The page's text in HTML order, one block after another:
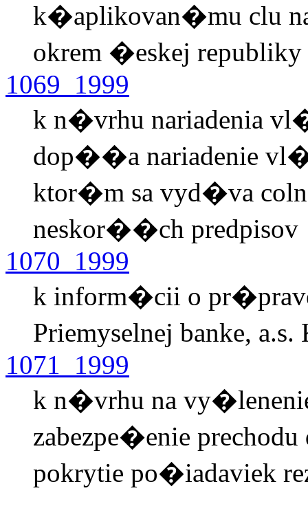
k�aplikovan�mu clu
okrem �eskej republiky
1069_1999
k n�vrhu nariadenia
dop��a nariadenie
ktor�m sa vyd�va
neskor��ch predpisov
1070_1999
k inform�cii o
Priemyselnej banke,
1071_1999
k n�vrhu na
zabezpe�enie
pokrytie po�iadaviek